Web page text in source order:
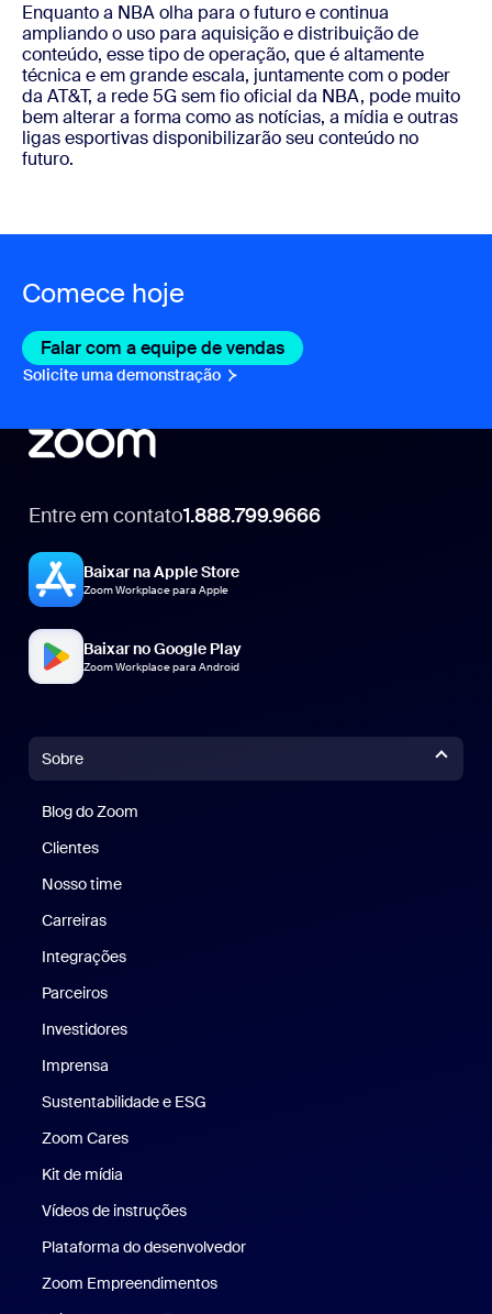
Enquanto a NBA olha para o futuro e continua
ampliando o uso para aquisição e distribuição de
conteúdo, esse tipo de operação, que é altamente
técnica e em grande escala, juntamente com o poder
da AT&T, a rede 5G sem fio oficial da NBA, pode muito
bem alterar a forma como as notícias, a mídia e outras
ligas esportivas disponibilizarão seu conteúdo no
futuro.
Comece hoje
Falar com a equipe de vendas Fale com a equipe de
Solicite uma demonstração Solicitar uma demonstração
Entre em contato1.888.799.9666
Baixar na Apple Store
Zoom Workplace para Apple
Baixar no Google Play
Zoom Workplace para Android
Sobre
Blog do Zoom
Clientes
Nosso time
Carreiras
Integrações
Parceiros
Investidores
Imprensa
Sustentabilidade e ESG
Zoom Cares
Kit de mídia
Vídeos de instruções
Plataforma do desenvolvedor
Zoom Empreendimentos